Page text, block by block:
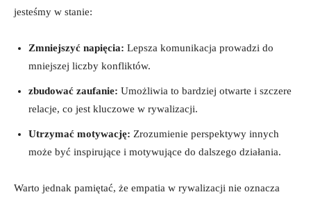
jesteśmy w stanie:
Zmniejszyć napięcia: ⁢Lepsza ‌komunikacja prowadzi⁣ do
mniejszej⁣ liczby konfliktów.
zbudować ‌zaufanie: Umożliwia​ to⁢ bardziej otwarte i szczere
relacje, co jest kluczowe w ⁤rywalizacji.
Utrzymać motywację: Zrozumienie perspektywy innych
może być ​inspirujące i motywujące do dalszego działania.
Warto jednak pamiętać, że empatia w ​rywalizacji nie oznacza